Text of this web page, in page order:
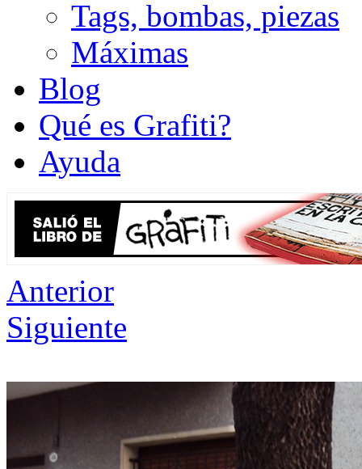
Tags, bombas, piezas
Máximas
Blog
Qué es Grafiti?
Ayuda
Anterior
Siguiente